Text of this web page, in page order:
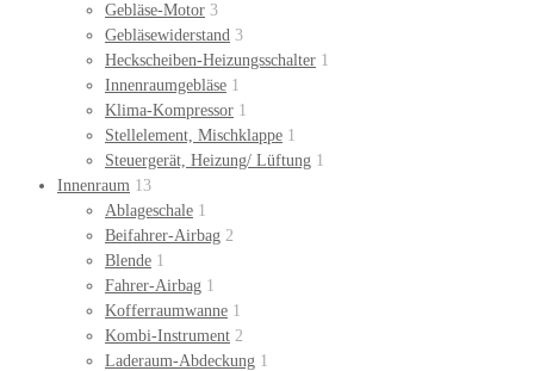
Gebläse-Motor 3
Gebläsewiderstand 3
Heckscheiben-Heizungsschalter 1
Innenraumgebläse 1
Klima-Kompressor 1
Stellelement, Mischklappe 1
Steuergerät, Heizung/ Lüftung 1
Innenraum 13
Ablageschale 1
Beifahrer-Airbag 2
Blende 1
Fahrer-Airbag 1
Kofferraumwanne 1
Kombi-Instrument 2
Laderaum-Abdeckung 1